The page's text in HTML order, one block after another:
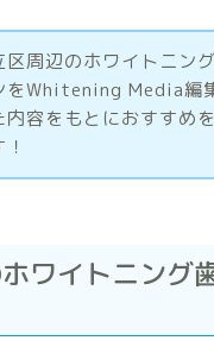
区周辺のホワイトニン
をWhitening Media編
内容をもとにおすすめ
ワイトニング